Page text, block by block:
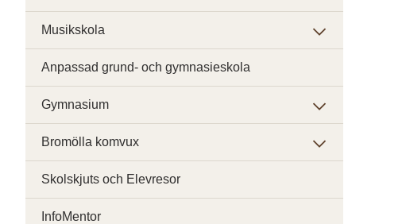
Musikskola
Anpassad grund- och gymnasieskola
Gymnasium
Bromölla komvux
Skolskjuts och Elevresor
InfoMentor